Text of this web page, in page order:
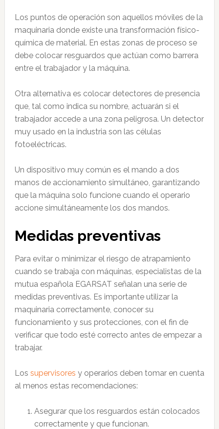
Los puntos de operación son aquellos móviles de la
maquinaria donde existe una transformación físico-
química de material. En estas zonas de proceso se
debe colocar resguardos que actúan como barrera
entre el trabajador y la máquina.
Otra alternativa es colocar detectores de presencia
que, tal como indica su nombre, actuarán si el
trabajador accede a una zona peligrosa. Un detector
muy usado en la industria son las células
fotoeléctricas.
Un dispositivo muy común es el mando a dos
manos de accionamiento simultáneo, garantizando
que la máquina solo funcione cuando el operario
accione simultáneamente los dos mandos.
Medidas preventivas
Para evitar o minimizar el riesgo de atrapamiento
cuando se trabaja con máquinas, especialistas de la
mutua española EGARSAT señalan una serie de
medidas preventivas. Es importante utilizar la
maquinaria correctamente, conocer su
funcionamiento y sus protecciones, con el fin de
verificar que todo esté correcto antes de empezar a
trabajar.
Los supervisores y operarios deben tomar en cuenta
al menos estas recomendaciones:
Asegurar que los resguardos están colocados
correctamente y que funcionan.